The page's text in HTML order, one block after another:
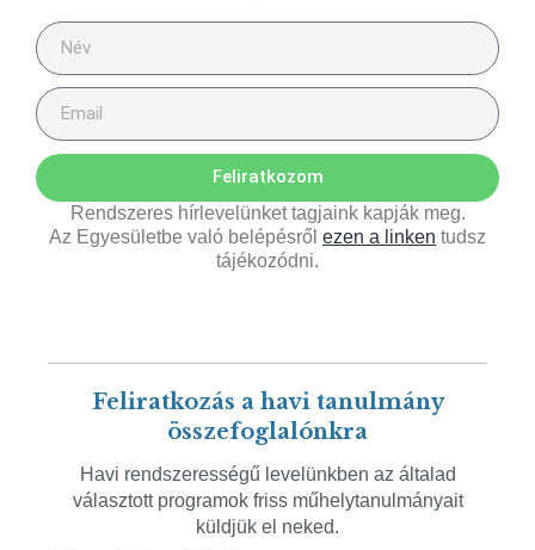
Feliratkozom
Rendszeres hírlevelünket tagjaink kapják meg.
Az Egyesületbe való belépésről ezen a linken tudsz
tájékozódni.
Feliratkozás a havi tanulmány
összefoglalónkra
Havi rendszerességű levelünkben az általad
választott programok friss műhelytanulmányait
küldjük el neked.